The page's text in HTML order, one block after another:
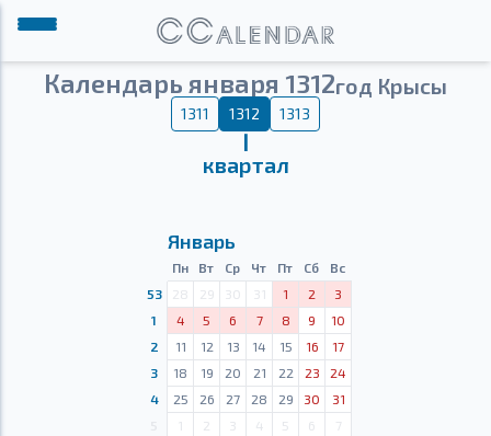
Календарь января 1312год Крысы
1311 1312 1313
Ⅰ
квартал
Январь
Пн Вт Ср Чт Пт Сб
Вс
53
28 29 30 31 1 2
3
1
4 5 6 7 8 9
10
2
11 12 13 14 15 16
17
3
18 19 20 21 22 23
24
4
25 26 27 28 29 30
31
1 2 3 4 5 6 7